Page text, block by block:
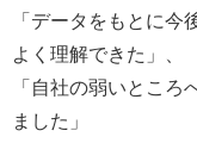
「データをもとに
よく理解できた」、
「自社の弱いとこ
ました」